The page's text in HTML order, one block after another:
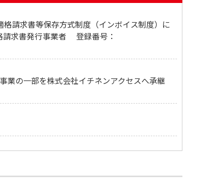
請求書等保存方式制度（インボイス制度）に
請求書発行事業者 登録番号：
業の一部を株式会社イチネンアクセスへ承継